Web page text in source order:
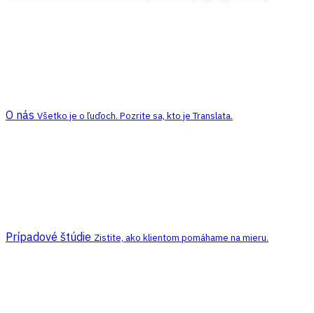
O nás Všetko je o ľuďoch. Pozrite sa, kto je Translata.
Prípadové štúdie Zistite, ako klientom pomáhame na mieru.